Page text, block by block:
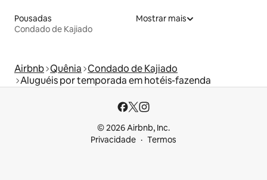
Pousadas
Condado de Kajiado
Mostrar mais
Airbnb Quênia Condado de Kajiado
Aluguéis por temporada em hotéis-fazenda
© 2026 Airbnb, Inc.
Privacidade
Termos